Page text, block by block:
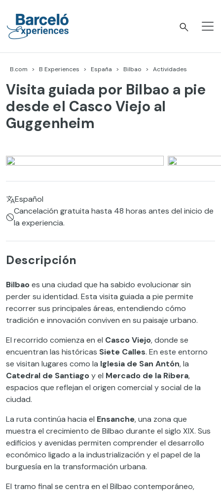
content
B.com B Experiences España Bilbao Actividades
Visita guiada por Bilbao a pie
desde el Casco Viejo al
Guggenheim
Español
Cancelación gratuita hasta 48 horas antes del inicio de
la experiencia.
Descripción
Bilbaoes una ciudad que ha sabido evolucionar sin
perder su identidad. Esta visita guiada a pie permite
recorrer sus principales áreas, entendiendo cómo
tradición e innovación conviven en su paisaje urbano.
El recorrido comienza en el Casco Viejo, donde se
encuentran las históricas Siete Calles. En este entorno
se visitan lugares como la Iglesia de San Antón, la
Catedral de Santiagoy el Mercado de la Ribera,
espacios que reflejan el origen comercial y social de la
ciudad.
La ruta continúa hacia el Ensanche, una zona que
muestra el crecimiento de Bilbao durante el siglo XIX. Sus
edificios y avenidas permiten comprender el desarrollo
económico ligado a la industrialización y el papel de la
burguesía en la transformación urbana.
El tramo final se centra en el Bilbao contemporáneo,